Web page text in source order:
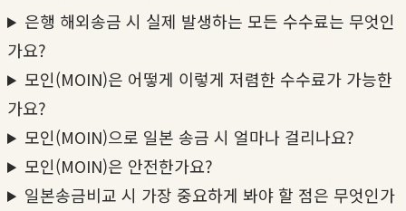
은행 해외송금 시 실제 발생하는 모든 수수료는 무엇인
가요?
모인(MOIN)은 어떻게 이렇게 저렴한 수수료가 가능한
가요?
모인(MOIN)으로 일본 송금 시 얼마나 걸리나요?
모인(MOIN)은 안전한가요?
일본송금비교 시 가장 중요하게 봐야 할 점은 무엇인가